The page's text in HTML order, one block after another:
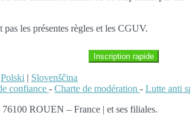
les présentes règles et les CGUV.
Inscription rapide
Polski | Slovenščina
confiance - Charte de modération - Lutte anti
ROUEN – France | et ses filiales.